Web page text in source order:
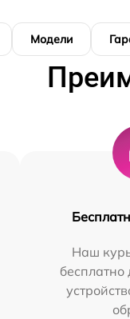
Модели
Наш
бесплатно